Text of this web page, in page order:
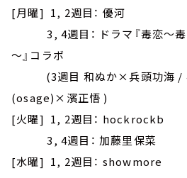
[月曜] 1, 2週目： 優河
3, 4週目： ドラマ『毒恋～
～』コラボ
(3週目 和ぬか×兵頭功海 / 4
(osage)×濱正悟 )
[火曜] 1, 2週目： hockrockb
3, 4週目： 加藤里保菜
[水曜] 1, 2週目： showmore